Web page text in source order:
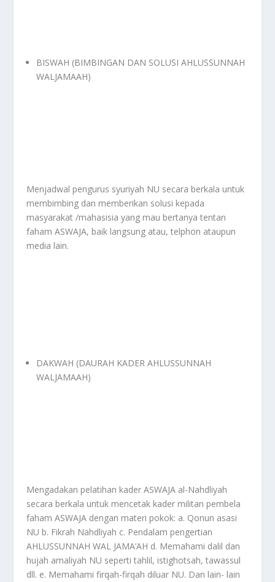
BISWAH (BIMBINGAN DAN SOLUSI AHLUSSUNNAH
WALJAMAAH)
Menjadwal pengurus syuriyah NU secara berkala untuk
membimbing dan memberikan solusi kepada
masyarakat /mahasisia yang mau bertanya tentan
faham ASWAJA, baik langsung atau, telphon ataupun
media lain.
DAKWAH (DAURAH KADER AHLUSSUNNAH
WALJAMAAH)
Mengadakan pelatihan kader ASWAJA al-Nahdliyah
secara berkala untuk mencetak kader militan pembela
faham ASWAJA dengan materi pokok: a. Qonun asasi
NU b. Fikrah Nahdliyah c. Pendalam pengertian
AHLUSSUNNAH WAL JAMA’AH d. Memahami dalil dan
hujah amaliyah NU seperti tahlil, istighotsah, tawassul
dll. e. Memahami firqah-firqah diluar NU. Dan lain- lain